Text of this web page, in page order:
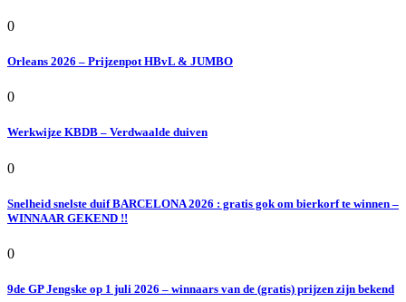
0
Orleans 2026 – Prijzenpot HBvL & JUMBO
0
Werkwijze KBDB – Verdwaalde duiven
0
Snelheid snelste duif BARCELONA 2026 : gratis gok om bierkorf te winnen –
WINNAAR GEKEND !!
0
9de GP Jengske op 1 juli 2026 – winnaars van de (gratis) prijzen zijn bekend